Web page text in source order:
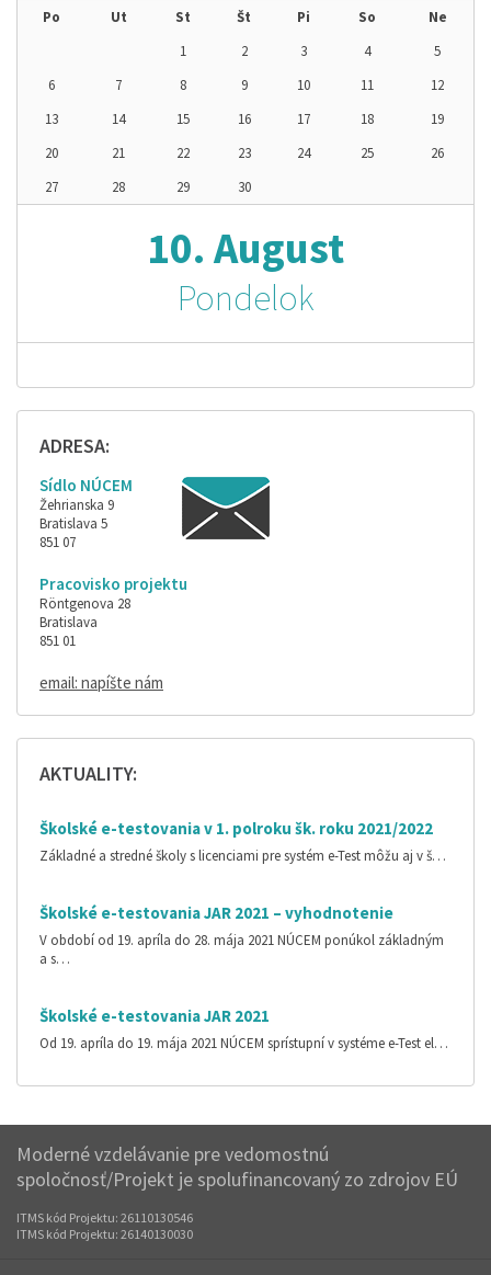
Po Ut St Št Pi So
Ne
1
2 3 4
5
6
7 8 9 10 11
12
13
14 15 16 17 18
19
20
21 22 23 24 25
26
27
28 29 30
10. August
Pondelok
ADRESA:
Sídlo NÚCEM
Žehrianska 9
Bratislava 5
851 07
Pracovisko projektu
Röntgenova 28
Bratislava
851 01
email: napíšte nám
AKTUALITY:
Školské e-testovania v 1. polroku šk. roku 2021/2022
Základné a stredné školy s licenciami pre systém e-Test môžu aj v š…
Školské e-testovania JAR 2021 – vyhodnotenie
V období od 19. apríla do 28. mája 2021 NÚCEM ponúkol základným
a s…
Školské e-testovania JAR 2021
Od 19. apríla do 19. mája 2021 NÚCEM sprístupní v systéme e-Test el…
Moderné vzdelávanie pre vedomostnú
spoločnosť/Projekt je spolufinancovaný zo zdrojov EÚ
ITMS kód Projektu: 26110130546
ITMS kód Projektu: 26140130030